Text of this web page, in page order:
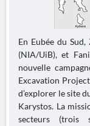
En Eubée du
(NIA/UiB), et
nouvelle
Excavation
d’explorer le site
Karystos. La
secteurs (trois